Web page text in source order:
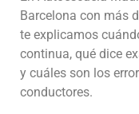
Barcelona con más
te explicamos
continua, qué dice
y cuáles son los
conductores.